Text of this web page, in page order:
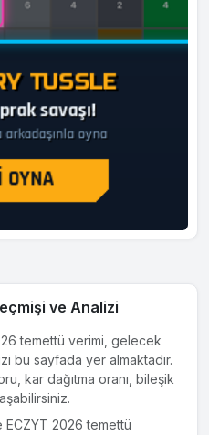
ve Analizi
temettü verimi, gelecek
bu sayfada yer almaktadır.
kar dağıtma oranı, bileşik
ECZYT 2026 temettü